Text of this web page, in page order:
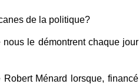
de la politique?
le démontrent chaque jour
Ménard lorsque, financé